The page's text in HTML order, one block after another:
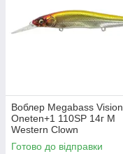
Воблер Megabass Vision
Oneten+1 110SP 14г M
Western Clown
Готово до відправки